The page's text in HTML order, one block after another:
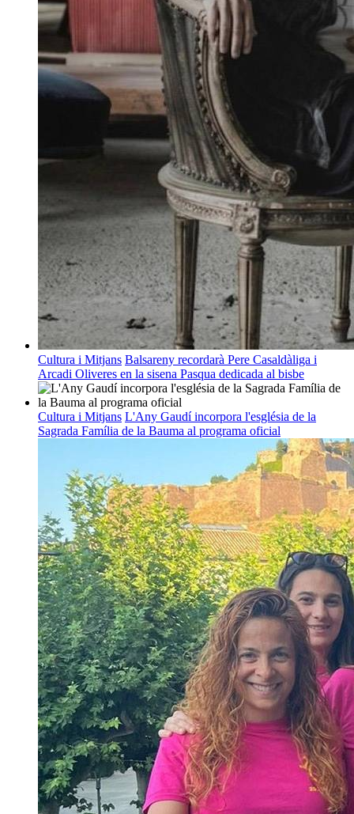
Cultura i Mitjans Balsareny recordarà Pere Casaldàliga i
Arcadi Oliveres en la sisena Pasqua dedicada al bisbe
Cultura i Mitjans L'Any Gaudí incorpora l'església de la
Sagrada Família de la Bauma al programa oficial